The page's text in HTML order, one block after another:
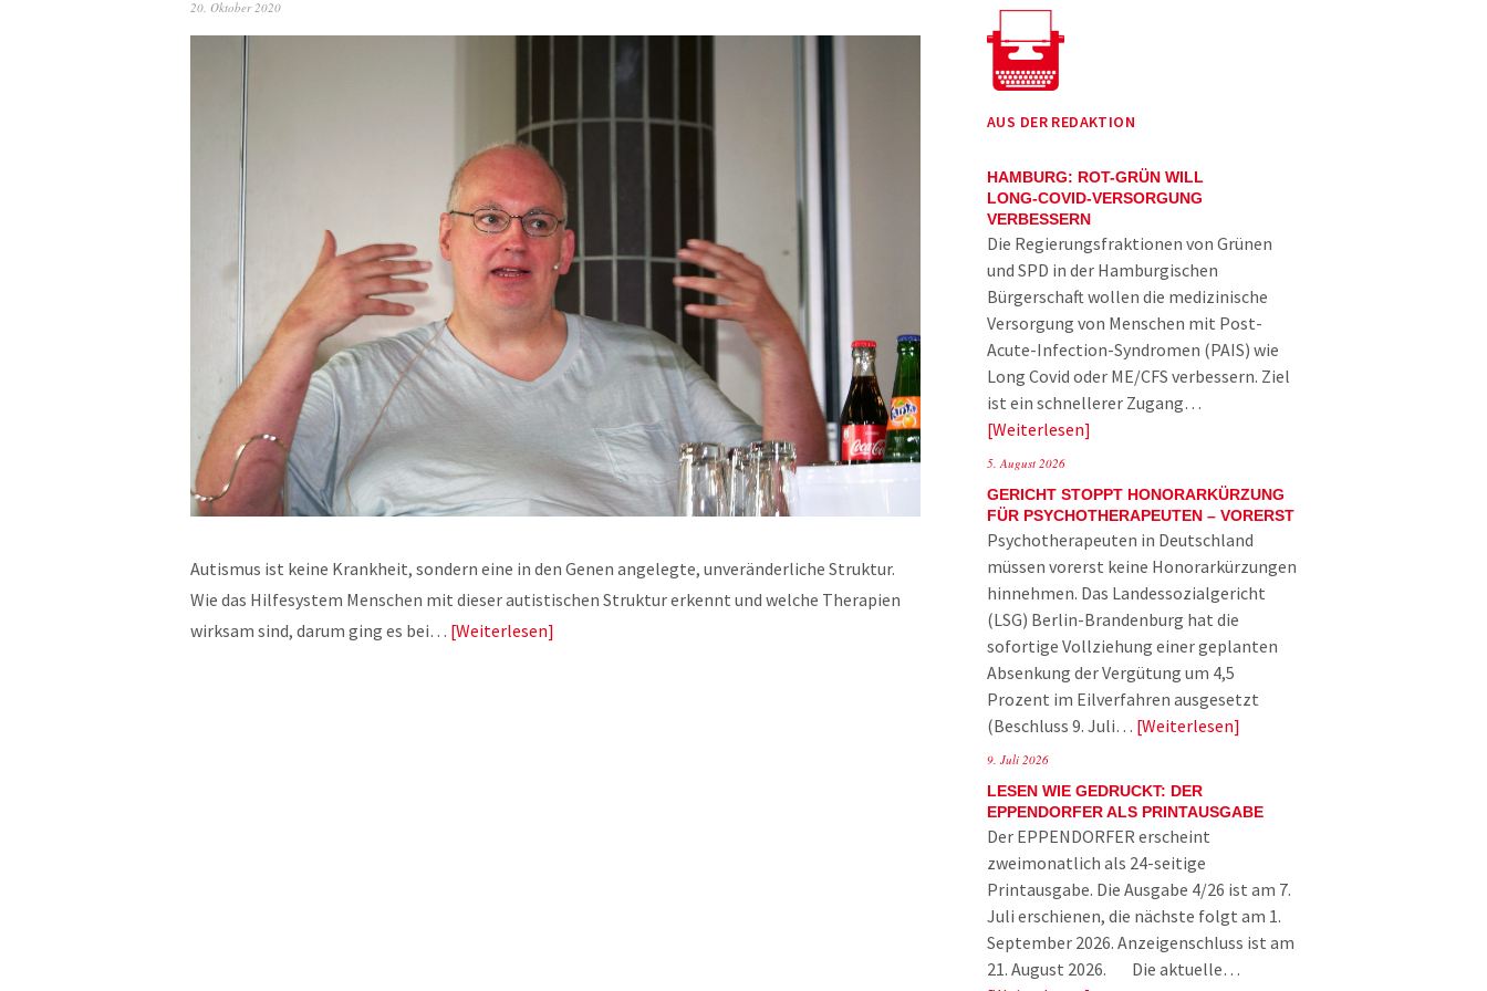
20. Oktober 2020
Autismus ist keine Krankheit, sondern eine in den Genen angelegte, unveränderliche Struktur.
Wie das Hilfesystem Menschen mit dieser autistischen Struktur erkennt und welche Therapien
wirksam sind, darum ging es bei… Weiterlesen
AUS DER REDAKTION
HAMBURG: ROT-GRÜN WILL
LONG-COVID-VERSORGUNG
VERBESSERN
Die Regierungsfraktionen von Grünen
und SPD in der Hamburgischen
Bürgerschaft wollen die medizinische
Versorgung von Menschen mit Post-
Acute-Infection-Syndromen (PAIS) wie
Long Covid oder ME/CFS verbessern. Ziel
ist ein schnellerer Zugang…
Weiterlesen
5. August 2026
GERICHT STOPPT HONORARKÜRZUNG
FÜR PSYCHOTHERAPEUTEN – VORERST
Psychotherapeuten in Deutschland
müssen vorerst keine Honorarkürzungen
hinnehmen. Das Landessozialgericht
(LSG) Berlin-Brandenburg hat die
sofortige Vollziehung einer geplanten
Absenkung der Vergütung um 4,5
Prozent im Eilverfahren ausgesetzt
(Beschluss 9. Juli… Weiterlesen
9. Juli 2026
LESEN WIE GEDRUCKT: DER
EPPENDORFER ALS PRINTAUSGABE
Der EPPENDORFER erscheint
zweimonatlich als 24-seitige
Printausgabe. Die Ausgabe 4/26 ist am 7.
Juli erschienen, die nächste folgt am 1.
September 2026. Anzeigenschluss ist am
21. August 2026. Die aktuelle…